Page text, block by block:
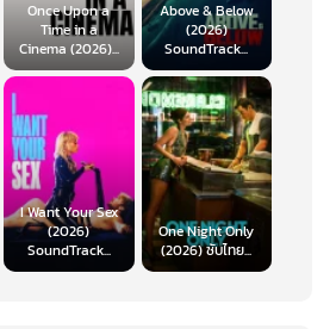
Once Upon a
Time in a
Cinema (2026)...
Above & Below
(2026)
SoundTrack...
I Want Your Sex
(2026)
SoundTrack...
One Night Only
(2026) ซับไทย...